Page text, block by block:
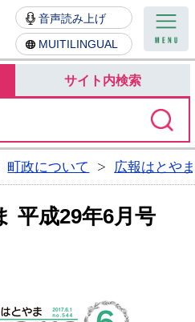
鳩山町
音声読み上げ
MUITILINGUAL
サイト内検索
町政について 広報はとや
平成29年6月号